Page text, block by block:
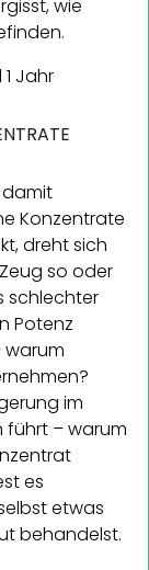
wie
Jahr
damit
Konzentrate
dreht sich
so oder
schlechter
Potenz
warum
im
führt – warum
es
etwas
behandelst.